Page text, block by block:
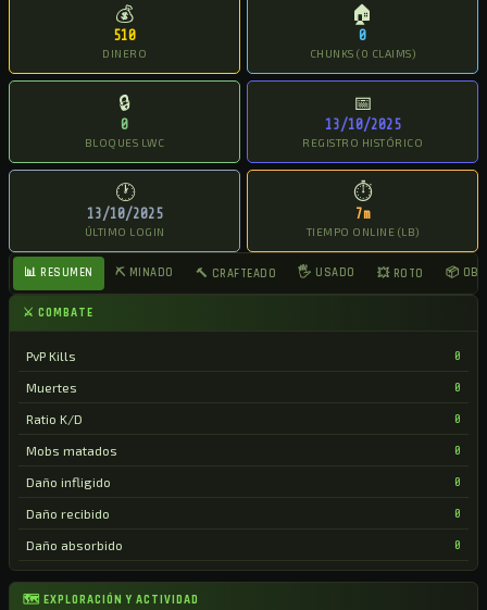
💰
510
DINERO
🏠
0
CHUNKS (0 CLAIMS)
🔒
0
BLOQUES LWC
📅
13/10/2025
REGISTRO HISTÓRICO
🕐
13/10/2025
ÚLTIMO LOGIN
⏱
7m
TIEMPO ONLINE (LB)
📊 RESUMEN ⛏ MINADO 🔨 CRAFTEADO 🖐 USADO 💥 ROTO 📦
⚔ COMBATE
PvP Kills 0
Muertes 0
Ratio K/D 0
Mobs matados 0
Daño infligido 0
Daño recibido 0
Daño absorbido 0
🗺 EXPLORACIÓN Y ACTIVIDAD